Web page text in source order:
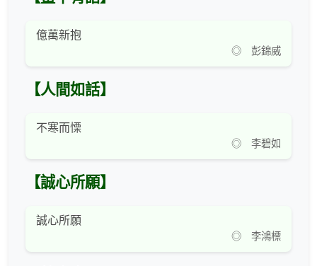
億萬新抱
◎ 彭錦威
【人間如話】
不寒而慄
◎ 李碧如
【誠心所願】
誠心所願
◎ 李鴻標